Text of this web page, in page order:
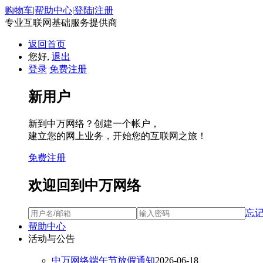
购物车|帮助中心|登陆|注册
专业互联网基础服务提供商
返回首页
您好, 退出
登录 免费注册
新用户
新到中万网络？创建一个帐户，
建立您的网上业务，开始您的互联网之旅！
免费注册
欢迎回到中万网络
忘
帮助中心
活动与公告
中万网络端午节放假通知2026-06-18